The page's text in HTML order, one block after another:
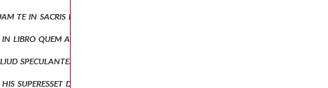
te in sacris litteris legisse quod credis, quod tu in tali causa nihil pr
libro quem ad timasium contra liberum arbitrium texuisti, cum sanctus
speculantes, non habuerint necessitatem a latere surgentibus
diebus, videretque exstinctum disciplinae christianae decus,